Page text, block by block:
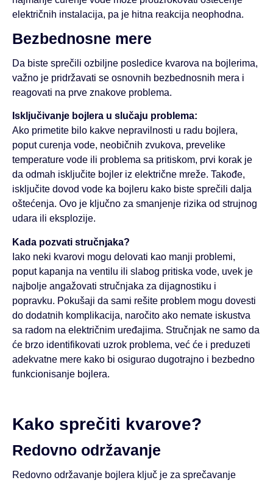
električnih instalacija, pa je hitna reakcija neophodna.
Bezbednosne mere
Da biste sprečili ozbiljne posledice kvarova na bojlerima,
važno je pridržavati se osnovnih bezbednosnih mera i
reagovati na prve znakove problema.
Isključivanje bojlera u slučaju problema:
Ako primetite bilo kakve nepravilnosti u radu bojlera,
poput curenja vode, neobičnih zvukova, prevelike
temperature vode ili problema sa pritiskom, prvi korak je
da odmah isključite bojler iz električne mreže. Takođe,
isključite dovod vode ka bojleru kako biste sprečili dalja
oštećenja. Ovo je ključno za smanjenje rizika od strujnog
udara ili eksplozije.
Kada pozvati stručnjaka?
Iako neki kvarovi mogu delovati kao manji problemi,
poput kapanja na ventilu ili slabog pritiska vode, uvek je
najbolje angažovati stručnjaka za dijagnostiku i
popravku. Pokušaji da sami rešite problem mogu dovesti
do dodatnih komplikacija, naročito ako nemate iskustva
sa radom na električnim uređajima. Stručnjak ne samo da
će brzo identifikovati uzrok problema, već će i preduzeti
adekvatne mere kako bi osigurao dugotrajno i bezbedno
funkcionisanje bojlera.
Kako sprečiti kvarove?
Redovno održavanje
Redovno održavanje bojlera ključ je za sprečavanje